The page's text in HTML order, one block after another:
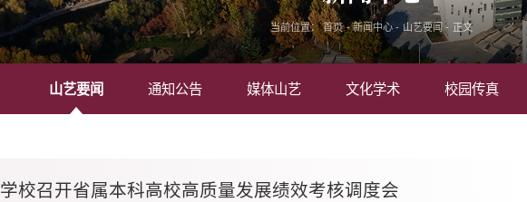
当前位置： 首页 - 新闻中心 - 山艺要闻 - 正文
山艺要闻 通知公告 媒体山艺 文化学术 校园传真
学校召开省属本科高校高质量发展绩效考核调度会